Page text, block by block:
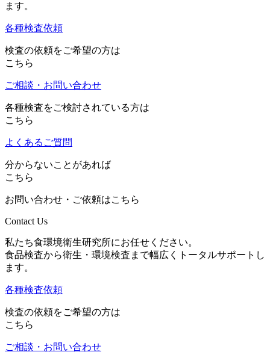
ます。
各種検査依頼
検査の依頼をご希望の方は
こちら
ご相談・お問い合わせ
各種検査をご検討されている方は
こちら
よくあるご質問
分からないことがあれば
こちら
お問い合わせ・ご依頼はこちら
Contact Us
私たち食環境衛生研究所にお任せください。
食品検査から衛生・環境検査まで幅広くトータルサポートし
ます。
各種検査依頼
検査の依頼をご希望の方は
こちら
ご相談・お問い合わせ